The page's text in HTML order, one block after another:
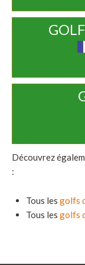
Découvrez
:
Tous les golfs
Tous les golfs